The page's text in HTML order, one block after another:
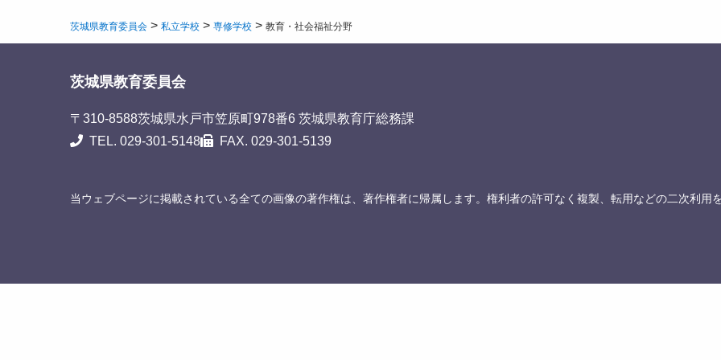
茨城県教育委員会 > 私立学校 > 専修学校 > 教育・社会福祉分野
茨城県教育委員会
〒310-8588茨城県水戸市笠原町978番6 茨城県教育庁総務課
TEL. 029-301-5148
FAX. 029-301-5139
当ウェブページに掲載されている全ての画像の著作権は、著作権者に帰属します。権利者の許可なく複製、転用などの二次利用